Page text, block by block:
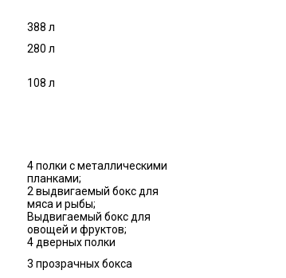
388 л
280 л
108 л
4 полки с металлическими
планками;
2 выдвигаемый бокс для
мяса и рыбы;
Выдвигаемый бокс для
овощей и фруктов;
4 дверных полки
3 прозрачных бокса